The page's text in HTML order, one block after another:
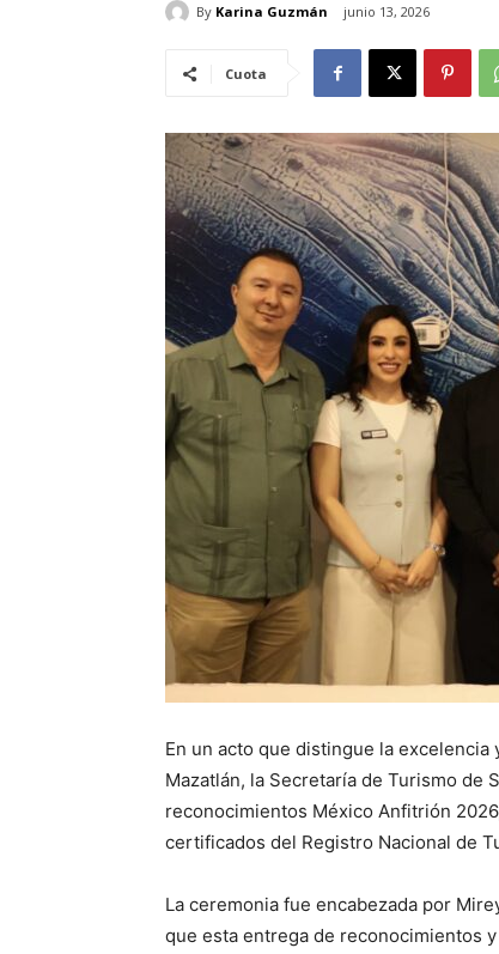
By Karina Guzmán junio 13, 2026
Cuota
En un acto que distingue la
Mazatlán, la Secretaría de Turismo de
reconocimientos México Anfitrión
certificados del Registro Nacional de
La ceremonia fue encabezada por
que esta entrega de reconocimientos